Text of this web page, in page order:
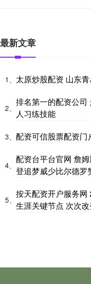
最新文章
1、 太原炒股配资 山东
2、
排名第一的配资公司
人习练技能
3、 配资可信股票配资
4、
配资台平台官网 詹
登追梦威少比尔德罗
5、
按天配资开户服务网
生涯关键节点 次次